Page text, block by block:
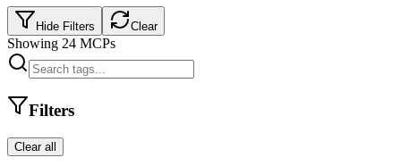
Hide Filters Clear
Showing 24 MCPs
Filters
Clear all